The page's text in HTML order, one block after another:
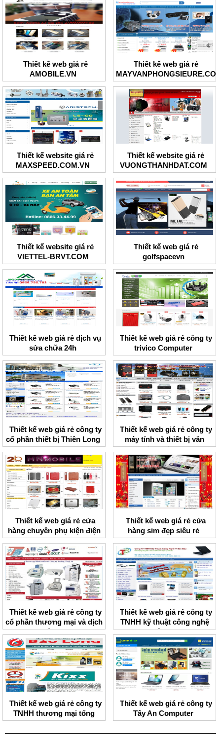
Thiết kế web giá rẻ
AMOBILE.VN
Thiết kế web giá rẻ
Thiết kế website giá rẻ
MAXSPEED.COM.VN
Thiết kế website giá rẻ
VUONGTHANHDAT.COM
Thiết kế website giá rẻ
VIETTEL-BRVT.COM
Thiết kế web giá rẻ
golfspacevn
Thiết kế web giá rẻ dịch vụ
sửa chữa 24h
Thiết kế web giá rẻ công ty
trivico Computer
Thiết kế web giá rẻ công ty
cổ phần thiết bị Thiên Long
Thiết kế web giá rẻ công ty
máy tính và thiết bị văn
phòng Hà Nam
Thiết kế web giá rẻ cửa
hàng chuyên phụ kiện điện
thoại HNMobile
Thiết kế web giá rẻ cửa
hàng sim đẹp siêu rẻ
Thiết kế web giá rẻ công ty
cổ phần thương mại và dịch
vụ Trường Thủy
Thiết kế web giá rẻ công ty
TNHH kỹ thuật công nghệ
Thiên Bảo
Thiết kế web giá rẻ công ty
TNHH thương mại tổng
hợp Bảo Long
Thiết kế web giá rẻ công ty
Tây An Computer